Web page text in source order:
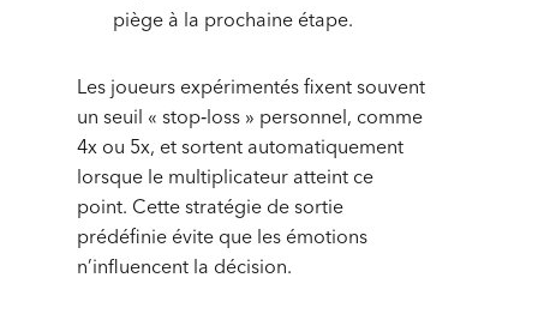
piège à la prochaine étape.
Les joueurs expérimentés fixent souvent
un seuil « stop‑loss » personnel, comme
4x ou 5x, et sortent automatiquement
lorsque le multiplicateur atteint ce
point. Cette stratégie de sortie
prédéfinie évite que les émotions
n’influencent la décision.